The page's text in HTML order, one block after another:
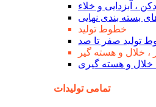
، آبزدایی و خلاء
بسته بندی نهایی
خطوط تولید
تولید صفر تا صد
خلال و هسته گیر
و هسته گیری
تمامی تولیدات